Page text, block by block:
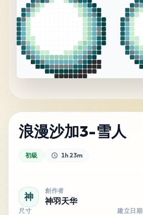
浪漫沙加3-雪人
初級 1h 23m
神
創作者
神羽天华
尺寸 建立日期